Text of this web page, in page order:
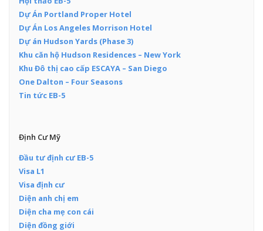
Dự Án Portland Proper Hotel
Dự Án Los Angeles Morrison Hotel
Dự án Hudson Yards (Phase 3)
Khu căn hộ Hudson Residences – New York
Khu Đô thị cao cấp ESCAYA – San Diego
One Dalton – Four Seasons
Tin tức EB-5
Định Cư Mỹ
Đầu tư định cư EB-5
Visa L1
Visa định cư
Diện anh chị em
Diện cha mẹ con cái
Diện đồng giới